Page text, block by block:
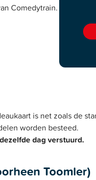
Comedytrain.
is net zoals de
worden besteed.
dag verstuurd.
Toomler)